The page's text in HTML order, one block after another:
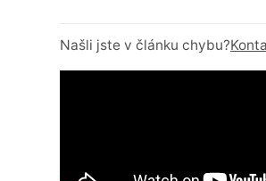
Našli jste v článku chybu?